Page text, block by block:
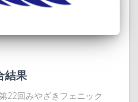
結果
22回みやざきフェニック